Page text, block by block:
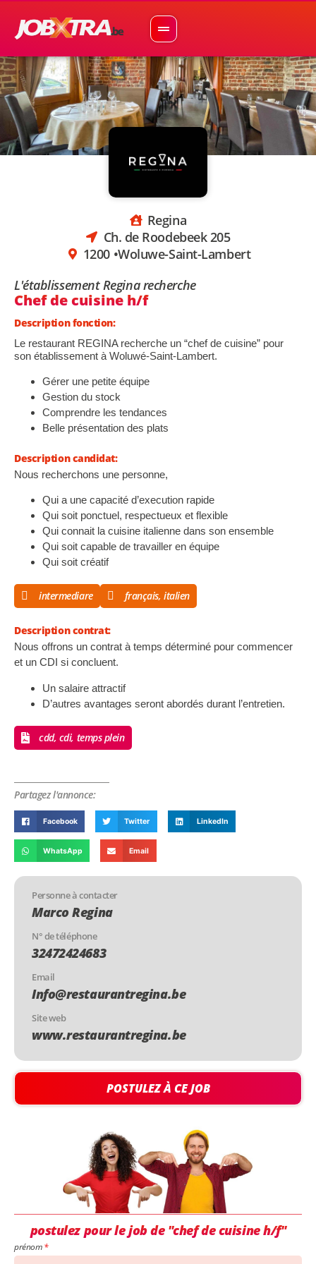
Regina
Ch. de Roodebeek 205
1200 •Woluwe-Saint-Lambert
L'établissement Regina recherche
Chef de cuisine h/f
Description fonction:
Le restaurant REGINA recherche un “chef de cuisine” pour
son établissement à Woluwé-Saint-Lambert.
Gérer une petite équipe
Gestion du stock
Comprendre les tendances
Belle présentation des plats
Description candidat:
Nous recherchons une personne,
Qui a une capacité d’execution rapide
Qui soit ponctuel, respectueux et flexible
Qui connait la cuisine italienne dans son ensemble
Qui soit capable de travailler en équipe
Qui soit créatif
intermediare français, italien
Description contrat:
Nous offrons un contrat à temps déterminé pour commencer
et un CDI si concluent.
Un salaire attractif
D’autres avantages seront abordés durant l’entretien.
cdd, cdi, temps plein
Partagez l'annonce:
Facebook Twitter LinkedIn
WhatsApp Email
Personne à contacter
Marco Regina
N° de téléphone
32472424683
Email
Info@restaurantregina.be
Site web
www.restaurantregina.be
POSTULEZ À CE JOB
postulez pour le job de "chef de cuisine h/f"
prénom